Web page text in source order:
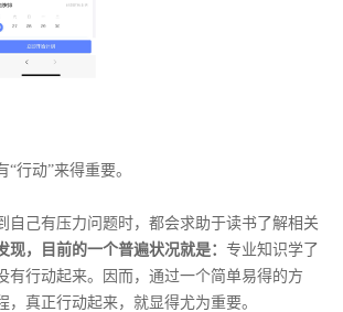
行动”来得重要。
自己有压力问题时，都会求助于读书了解相关
现，目前的一个普遍状况就是： 专业知识学了
有行动起来。因而，通过一个简单易得的方
，真正行动起来，就显得尤为重要。